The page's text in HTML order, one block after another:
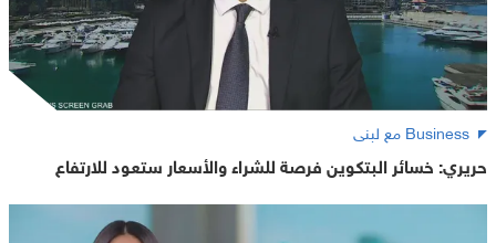
Business مع لبنى
حريري: خسائر البتكوين فرصة للشراء والأسعار ستعود للارتفاع